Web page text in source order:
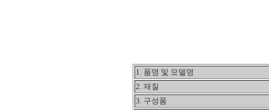
1. 품명 및 모델명
2. 재질
3. 구성품